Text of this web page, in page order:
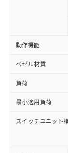
動作機能
ベゼル材質
負荷
最小適用負荷
スイッチユニット